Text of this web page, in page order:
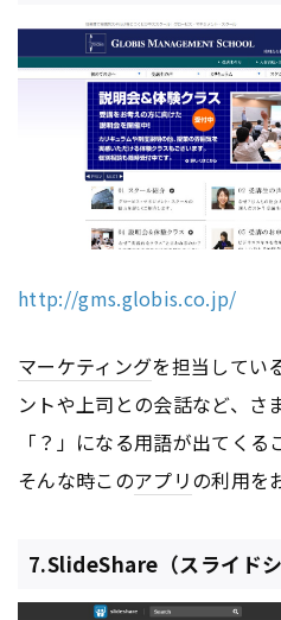
http://gms.globis.co.jp/
マーケティングを担当してい
ントや上司との会話など、さ
「？」になる用語が出てくる
そんな時このアプリの利用を
7.SlideShare（スライドシ